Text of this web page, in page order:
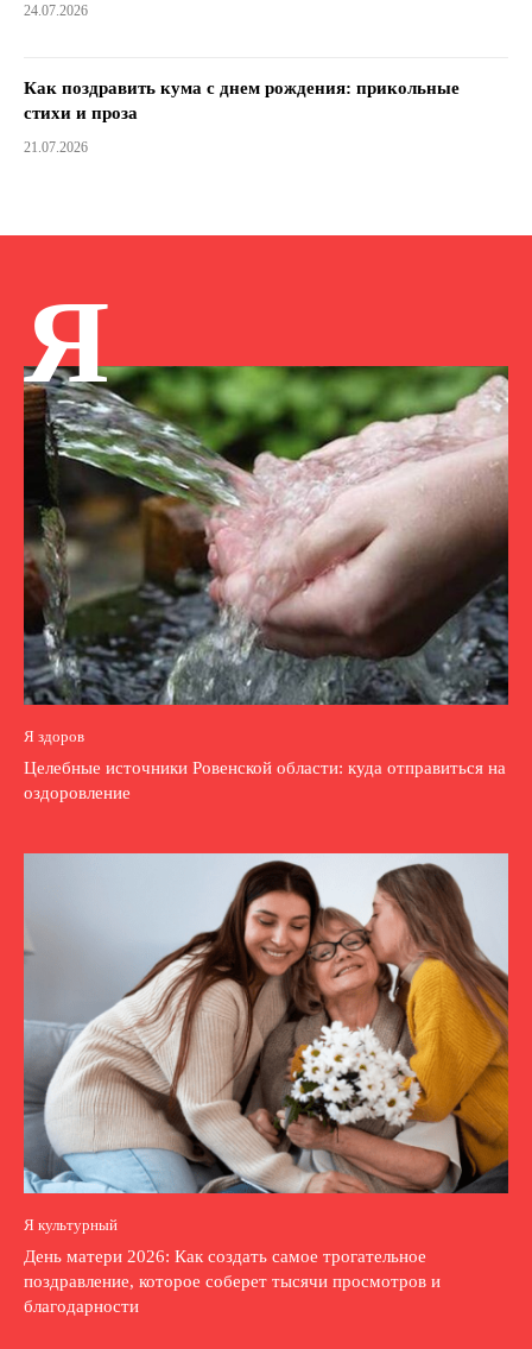
24.07.2026
Как поздравить кума с днем ​​рождения: прикольные
стихи и проза
21.07.2026
Я
Я здоров
Целебные источники Ровенской области: куда отправиться на
оздоровление
Я культурный
День матери 2026: Как создать самое трогательное
поздравление, которое соберет тысячи просмотров и
благодарности